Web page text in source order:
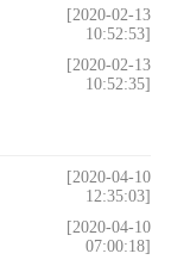
[2020-02-13
10:52:53]
[2020-02-13
10:52:35]
[2020-04-10
12:35:03]
[2020-04-10
07:00:18]